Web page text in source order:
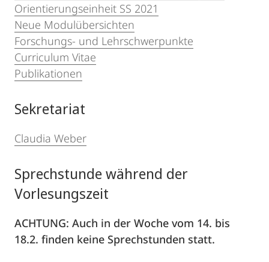
Orientierungseinheit SS 2021
Neue Modulübersichten
Forschungs- und Lehrschwerpunkte
Curriculum Vitae
Publikationen
Sekretariat
Claudia Weber
Sprechstunde während der
Vorlesungszeit
ACHTUNG: Auch in der Woche vom 14. bis
18.2. finden keine Sprechstunden statt.